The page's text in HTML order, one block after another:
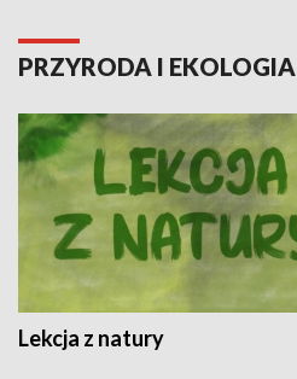
PRZYRODA I EKOLOGIA
Lekcja z natury